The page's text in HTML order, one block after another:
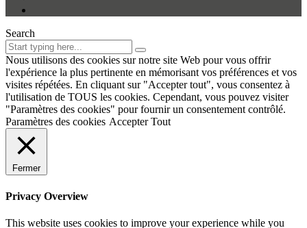
Search
Nous utilisons des cookies sur notre site Web pour vous offrir
l'expérience la plus pertinente en mémorisant vos préférences et vos
visites répétées. En cliquant sur "Accepter tout", vous consentez à
l'utilisation de TOUS les cookies. Cependant, vous pouvez visiter
"Paramètres des cookies" pour fournir un consentement contrôlé.
Paramètres des cookies Accepter Tout
Fermer
Privacy Overview
This website uses cookies to improve your experience while you